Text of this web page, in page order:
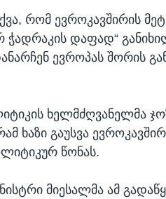
რომ ევროკავშირის
ჭადრაკის დაფად“
ევროპას შორის
ხელმძღვანელმა
ხაზი გაუსვა
წონას.
მიესალმა ამ